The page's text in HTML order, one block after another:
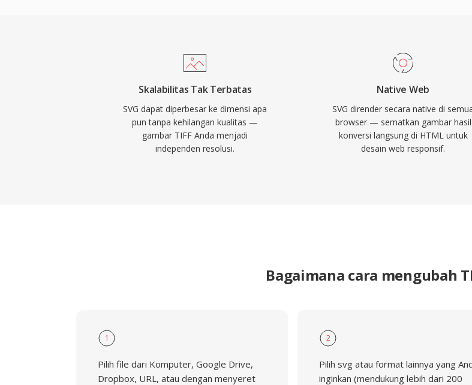
Skalabilitas Tak Terbatas
SVG dapat diperbesar ke dimensi apa
pun tanpa kehilangan kualitas —
gambar TIFF Anda menjadi
independen resolusi.
Native Web
SVG dirender secara native di
browser — sematkan gambar hasil
konversi langsung di HTML untuk
desain web responsif.
Bagaimana cara mengubah
1
Pilih file dari Komputer, Google Drive,
Dropbox, URL, atau dengan menyeret
2
Pilih svg atau format lainnya yang
inginkan (mendukung lebih dari 200